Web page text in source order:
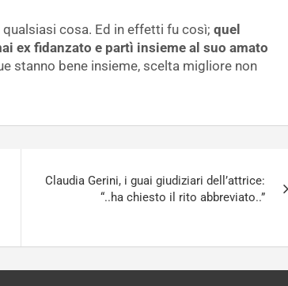
cosa. Ed in effetti fu così; quel
ex fidanzato e partì insieme al suo amato
stanno bene insieme, scelta migliore non
Claudia Gerini, i guai giudiziari dell’attrice:
“..ha chiesto il rito abbreviato..”